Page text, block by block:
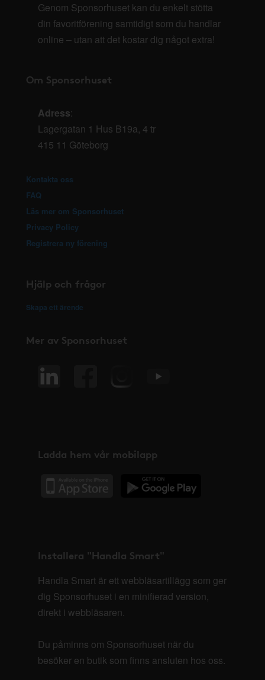
Genom Sponsorhuset kan du enkelt stötta
din favoritförening samtidigt som du handlar
online – utan att det kostar dig något extra!
Om Sponsorhuset
Adress:
Lagergatan 1 Hus B19a, 4 tr
415 11 Göteborg
Kontakta oss
FAQ
Läs mer om Sponsorhuset
Privacy Policy
Registrera ny förening
Hjälp och frågor
Skapa ett ärende
Mer av Sponsorhuset
Ladda hem vår mobilapp
Installera "Handla Smart"
Handla Smart är ett webbläsartillägg som ger
dig Sponsorhuset i en minifierad version,
direkt i webbläsaren.
Du påminns om Sponsorhuset när du
besöker en butik som finns ansluten hos oss.